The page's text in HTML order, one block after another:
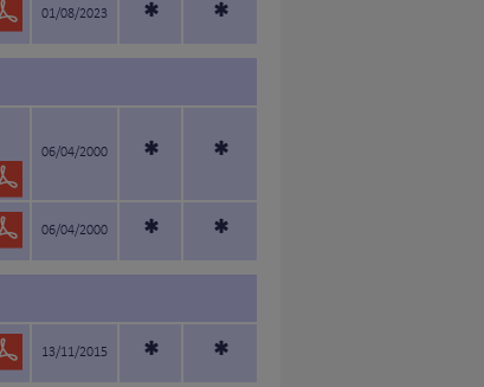
01/08/2023 * *
06/04/2000 * *
06/04/2000 * *
13/11/2015 * *